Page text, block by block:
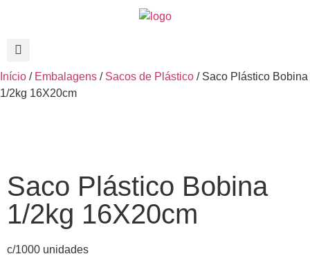
Início / Embalagens / Sacos de Plástico / Saco Plástico Bobina
1/2kg 16X20cm
Saco Plástico Bobina
1/2kg 16X20cm
c/1000 unidades